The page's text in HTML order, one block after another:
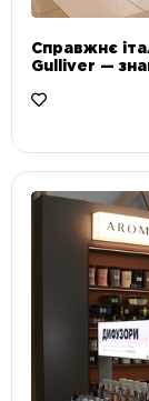
Справжнє
Gulliver —